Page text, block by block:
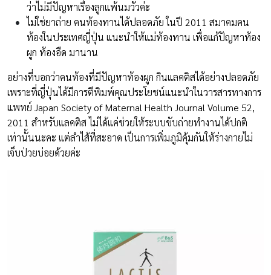
ว่าไม่มีปัญหาเรื่องลูกแพ้นมวัวค่ะ
ไม่ใช่ยาถ่าย คนท้องทานได้ปลอดภัย ในปี 2011 สมาคมคน
ท้องในประเทศญี่ปุ่น แนะนำให้แม่ท้องทาน เพื่อแก้ปัญหาท้อง
ผูก ท้องอืด มานาน
อย่างที่บอกว่าคนท้องที่มีปัญหาท้องผูก กินแลคติสได้อย่างปลอดภัย
เพราะที่ญี่ปุ่นได้มีการตีพิมพ์คุณประโยชน์แนะนำในวารสารทางการ
แพทย์ Japan Society of Maternal Health Journal Volume 52,
2011 สำหรับแลคติส ไม่ได้แค่ช่วยให้ระบบขับถ่ายทำงานได้ปกติ
เท่านั้นนะคะ แต่ลำไส้ที่สะอาด เป็นการเพิ่มภูมิคุ้มกันให้ร่างกายไม่
เจ็บป่วยบ่อยด้วยค่ะ